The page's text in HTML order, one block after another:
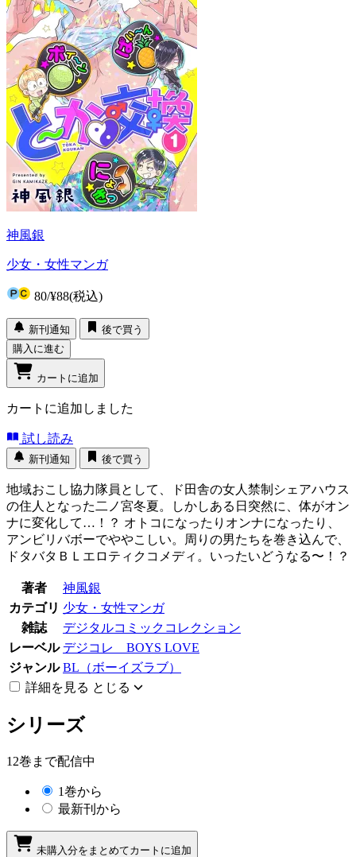
神風銀
少女・女性マンガ
80/¥88(税込)
新刊通知
後で買う
購入に進む
カートに追加
カートに追加しました
試し読み
新刊通知 後で買う
地域おこし協力隊員として、ド田舎の女人禁制シェアハウス
の住人となった二ノ宮冬夏。しかしある日突然に、体がオン
ナに変化して…！？ オトコになったりオンナになったり、
アンビリバボーでややこしい。周りの男たちを巻き込んで、
ドタバタＢＬエロティクコメディ。いったいどうなる〜！？
著者
神風銀
カテゴリ 少女・女性マンガ
雑誌
デジタルコミックコレクション
レーベル デジコレ BOYS LOVE
ジャンル BL（ボーイズラブ）
詳細を見る とじる
シリーズ
12巻まで配信中
1巻から
最新刊から
未購入分をまとめてカートに追加